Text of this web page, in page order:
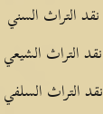
نقد التراث السني
نقد التراث الشيعي
نقد التراث السلفي